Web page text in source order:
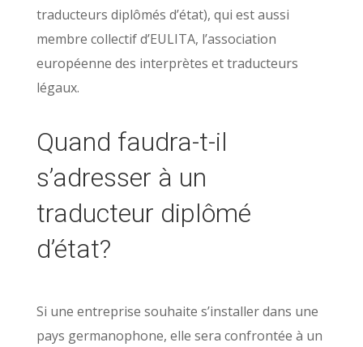
traducteurs diplômés d’état), qui est aussi
membre collectif d’EULITA, l’association
européenne des interprètes et traducteurs
légaux.
Quand faudra-t-il
s’adresser à un
traducteur diplômé
d’état?
Si une entreprise souhaite s’installer dans une
pays germanophone, elle sera confrontée à un